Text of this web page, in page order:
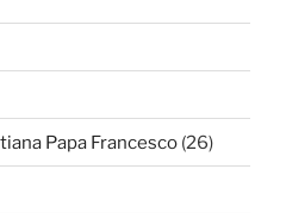
Papa Francesco (26)